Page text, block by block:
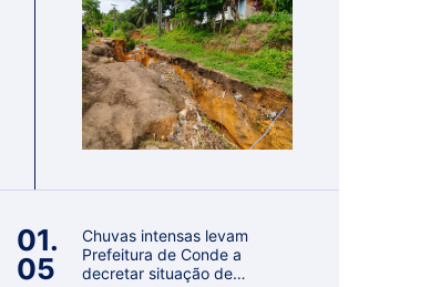
01.
05
Chuvas intensas levam
Prefeitura de Conde a
decretar situação de